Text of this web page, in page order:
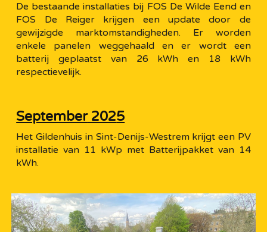
De bestaande installaties bij FOS De Wilde Eend en
FOS De Reiger krijgen een update door de
gewijzigde marktomstandigheden. Er worden
enkele panelen weggehaald en er wordt een
batterij geplaatst van 26 kWh en 18 kWh
respectievelijk.
September2025
Het Gildenhuis in Sint-Denijs-Westrem krijgt een PV
installatie van 11 kWp met Batterijpakket van 14
kWh.